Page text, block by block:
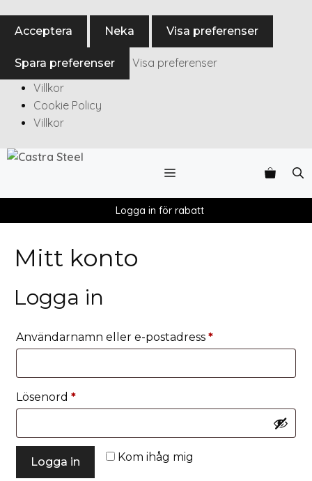
Acceptera Neka Visa preferenser
Spara preferenser
Visa preferenser
Villkor
Cookie Policy
Villkor
Logga in för rabatt
Mitt konto
Logga in
Användarnamn eller e-postadress *
Lösenord *
Kom ihåg mig
Logga in